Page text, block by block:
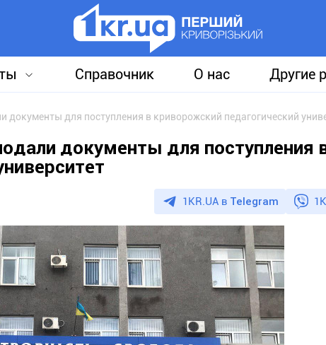
Справочник О нас Другие
документы для поступления в криворожский педагогический
документы для поступления
1KR.UA в Telegram